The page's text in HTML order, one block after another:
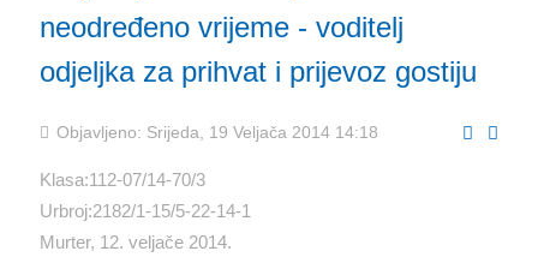
neodređeno vrijeme - voditelj
odjeljka za prihvat i prijevoz gostiju
Objavljeno: Srijeda, 19 Veljača 2014 14:18
Klasa:112-07/14-70/3
Urbroj:2182/1-15/5-22-14-1
Murter, 12. veljače 2014.